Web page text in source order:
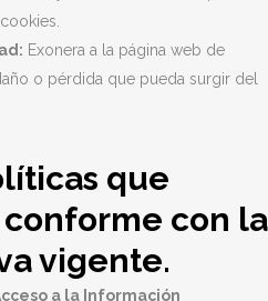
Exonera a la página web de
o pérdida que pueda surgir del
que
con la
vigente.
a la Información